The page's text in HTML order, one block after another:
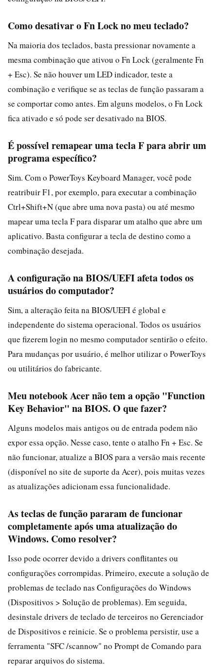
Como desativar o Fn Lock no meu teclado?
Na maioria dos teclados, basta pressionar novamente a
mesma combinação que ativou o Fn Lock (geralmente Fn
+ Esc). Se não houver um LED indicador, teste a
combinação e verifique se as teclas de função passaram a
se comportar como antes. Em alguns modelos, o Fn Lock
fica ativado e só pode ser desativado na BIOS.
É possível remapear uma tecla F para abrir um
programa específico?
Sim. Com o PowerToys Keyboard Manager, você pode
reatribuir F1, por exemplo, para executar a combinação
Ctrl+Shift+N (que abre uma nova pasta) ou até mesmo
mapear uma tecla F para disparar um atalho que abre um
aplicativo. Basta configurar a tecla de destino como a
combinação desejada.
A configuração na BIOS/UEFI afeta todos os
usuários do computador?
Sim, a alteração feita na BIOS/UEFI é global e
independente do sistema operacional. Todos os usuários
que fizerem login no mesmo computador sentirão o efeito.
Para mudanças por usuário, é melhor utilizar o PowerToys
ou utilitários do fabricante.
Meu notebook Acer não tem a opção "Function
Key Behavior" na BIOS. O que fazer?
Alguns modelos mais antigos ou de entrada podem não
expor essa opção. Nesse caso, tente o atalho Fn + Esc. Se
não funcionar, atualize a BIOS para a versão mais recente
(disponível no site de suporte da Acer), pois muitas vezes
as atualizações adicionam essa funcionalidade.
As teclas de função pararam de funcionar
completamente após uma atualização do
Windows. Como resolver?
Isso pode ocorrer devido a drivers conflitantes ou
configurações corrompidas. Primeiro, execute a solução de
problemas de teclado nas Configurações do Windows
(Dispositivos > Solução de problemas). Em seguida,
desinstale drivers de teclado de terceiros no Gerenciador
de Dispositivos e reinicie. Se o problema persistir, use a
ferramenta "SFC /scannow" no Prompt de Comando para
reparar arquivos do sistema.